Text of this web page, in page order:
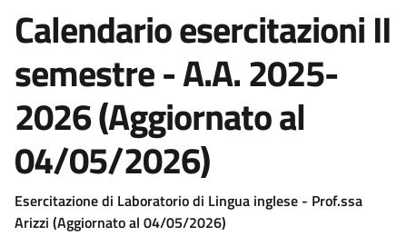
Calendario esercitazioni II
semestre - A.A. 2025-
2026 (Aggiornato al
04/05/2026)
Esercitazione di Laboratorio di Lingua inglese - Prof.ssa
Arizzi (Aggiornato al 04/05/2026)